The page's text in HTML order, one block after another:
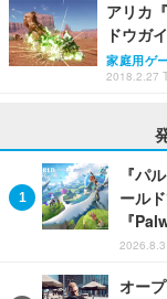
アリカ
ドウガ
家庭用ゲ
2018.2.27
『パ
ール
『
オー